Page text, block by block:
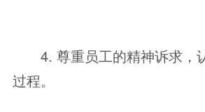
4. 尊重员工的精神诉求，
过程。